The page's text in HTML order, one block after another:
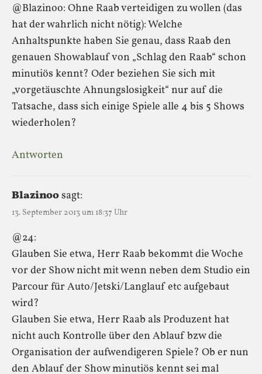
@Blazinoo: Ohne Raab verteidigen zu wollen (das
hat der wahrlich nicht nötig): Welche
Anhaltspunkte haben Sie genau, dass Raab den
genauen Showablauf von „Schlag den Raab“ schon
minutiös kennt? Oder beziehen Sie sich mit
„vorgetäuschte Ahnungslosigkeit“ nur auf die
Tatsache, dass sich einige Spiele alle 4 bis 5 Shows
wiederholen?
Antworten
Blazinoosagt:
13. September 2013 um 18:37 Uhr
@24:
Glauben Sie etwa, Herr Raab bekommt die Woche
vor der Show nicht mit wenn neben dem Studio ein
Parcour für Auto/Jetski/Langlauf etc aufgebaut
wird?
Glauben Sie etwa, Herr Raab als Produzent hat
nicht auch Kontrolle über den Ablauf bzw die
Organisation der aufwendigeren Spiele? Ob er nun
den Ablauf der Show minutiös kennt sei mal